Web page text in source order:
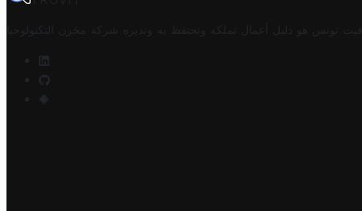
تونس هو دليل أعمال تملكه وتحتفظ به وتديره شركة مخزن التكنولوجيا